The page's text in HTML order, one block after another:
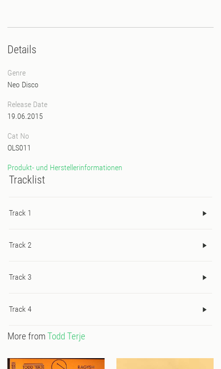
Duncan.
Details
Genre
Neo Disco
Release Date
19.06.2015
Cat No
OLS011
Produkt- und Herstellerinformationen
Tracklist
Track 1
Track 2
Track 3
Track 4
More fromTodd Terje